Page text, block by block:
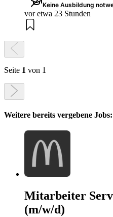
Keine Ausbildung
vor etwa 23 Stunden
Seite 1 von 1
Weitere bereits vergebene Jobs:
Mitarbeiter
(m/w/d)